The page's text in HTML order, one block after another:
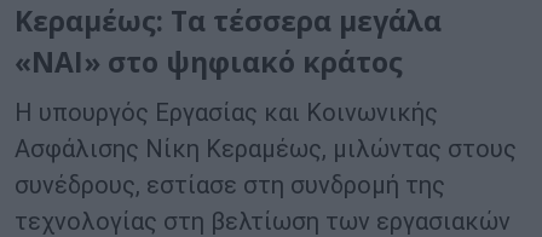
Κεραμέως: Τα τέσσερα μεγάλα
«ΝΑΙ» στο ψηφιακό κράτος
Η υπουργός Εργασίας και Κοινωνικής
Ασφάλισης Νίκη Κεραμέως, μιλώντας στους
συνέδρους, εστίασε στη συνδρομή της
τεχνολογίας στη βελτίωση των εργασιακών